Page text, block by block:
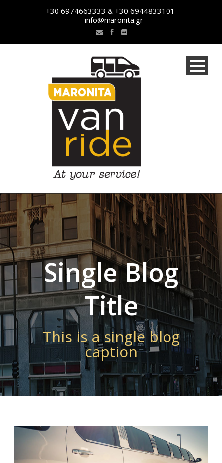
+30 6974663333 & +30 6944833101
info@maronita.gr
Single Blog
Title
This is a single blog
caption